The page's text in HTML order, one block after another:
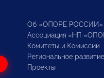
Об «ОПОРЕ РОССИИ»
Ассоциация «НП
Комитеты и Комиссии
Региональное развитие
Проекты